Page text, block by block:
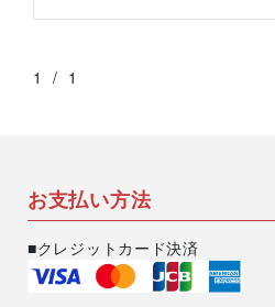
麗ですね」などのお言葉をた
改めまして素敵に仕上げてい
ざいました！
1 / 1
お支払い方法
■クレジットカード決済